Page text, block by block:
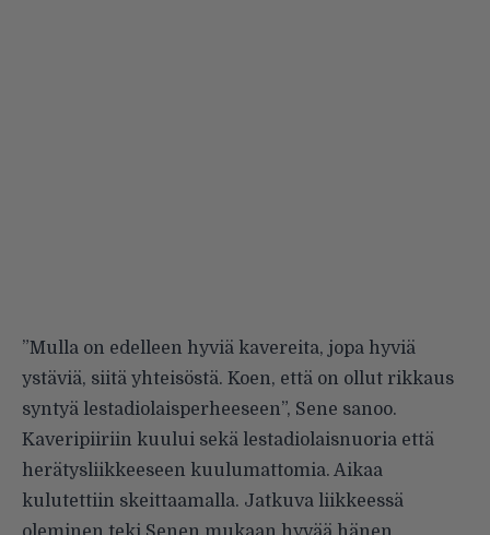
”Mulla on edelleen hyviä kavereita, jopa hyviä
ystäviä, siitä yhteisöstä. Koen, että on ollut rikkaus
syntyä lestadiolaisperheeseen”, Sene sanoo.
Kaveripiiriin kuului sekä lestadiolaisnuoria että
herätysliikkeeseen kuulumattomia. Aikaa
kulutettiin skeittaamalla. Jatkuva liikkeessä